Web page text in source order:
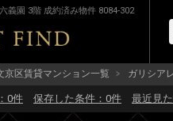
義園 3階 成約済み物件 8084-302
京区賃貸マンション一覧 ガリシア
0件 保存した条件： 0件 最近見